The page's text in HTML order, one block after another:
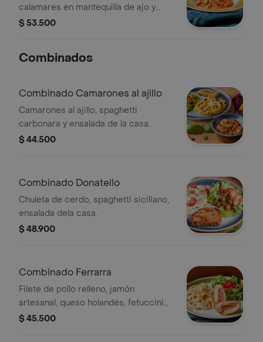
calamares en mantequilla de ajo y
vino blanco; con cebolla caramelizada,
$ 53.500
Combinados
Combinado Camarones al ajillo
Camarones al ajillo, spaghetti
carbonara y ensalada de la casa.
$ 44.500
Combinado Donatello
Chuleta de cerdo, spaghetti siciliano,
ensalada dela casa.
$ 48.900
Combinado Ferrarra
Filete de pollo relleno, jamón
artesanal, queso holandés, fetuccini
alfredo y ensalada de la casa.
$ 45.500